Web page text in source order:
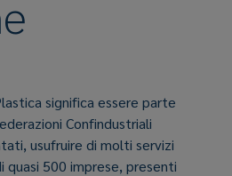
significa essere parte
Confindustriali
usufruire di molti servizi
500 imprese, presenti